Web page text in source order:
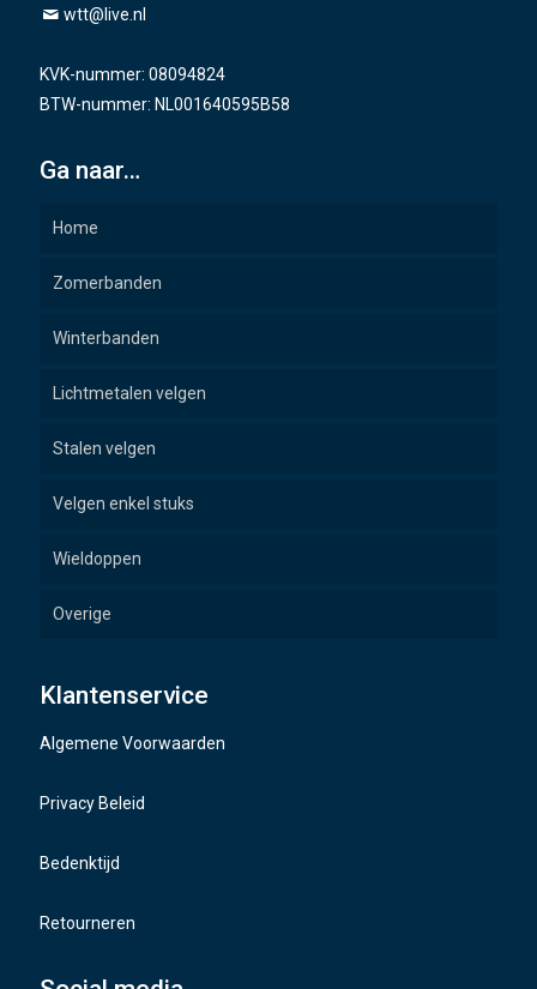
wtt@live.nl
KVK-nummer: 08094824
BTW-nummer: NL001640595B58
Ga naar…
Home
Zomerbanden
Winterbanden
Lichtmetalen velgen
Stalen velgen
Velgen enkel stuks
Wieldoppen
Overige
Klantenservice
Algemene Voorwaarden
Privacy Beleid
Bedenktijd
Retourneren